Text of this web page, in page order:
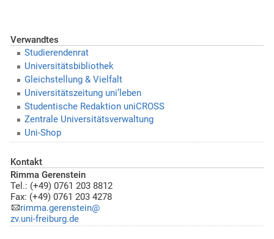
Verwandtes
Studierendenrat
Universitätsbibliothek
Gleichstellung & Vielfalt
Universitätszeitung uni’leben
Studentische Redaktion uniCROSS
Zentrale Universitätsverwaltung
Uni-Shop
Kontakt
Rimma Gerenstein
Tel.: (+49) 0761 203 8812
Fax: (+49) 0761 203 4278
rimma.gerenstein@
zv.uni-freiburg.de